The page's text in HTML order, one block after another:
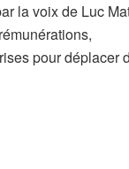
la voix de Luc
pour déplacer